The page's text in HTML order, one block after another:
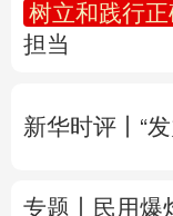
新疆
多语种频道
树立和践行
担当
新华时评丨“
专题丨
民用爆